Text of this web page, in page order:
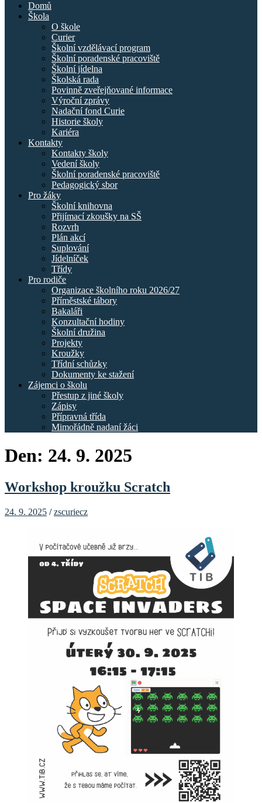
Domů
Škola
O škole
Curier
Školní vzdělávací program
Školní poradenské pracoviště
Školní jídelna
Školská rada
Povinně zveřejňované informace
Výroční zprávy
Nadační fond Curie
Historie školy
Kariéra
Kontakty
Kontakty školy
Vedení školy
Školní poradenské pracoviště
Pedagogický sbor
Pro žáky
Školní knihovna
Přijímací zkoušky na SŠ
Rozvrh
Plán akcí
Suplování
Jídelníček
Třídy
Pro rodiče
Organizace školního roku 2026/27
Příměstské tábory
Bakaláři
Konzultační hodiny
Školní družina
Projekty
Kroužky
Třídní schůzky
Dokumenty ke stažení
Zájemci o školu
Přestup z jiné školy
Zápisy
Přípravná třída
Mimořádně nadaní žáci
Den: 24. 9. 2025
Workshop kroužku Scratch
24. 9. 2025 /zscuriecz